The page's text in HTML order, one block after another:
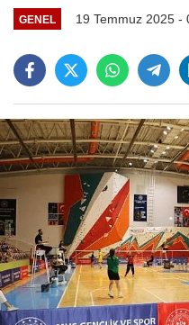
GENEL 19 Temmuz 2025 -